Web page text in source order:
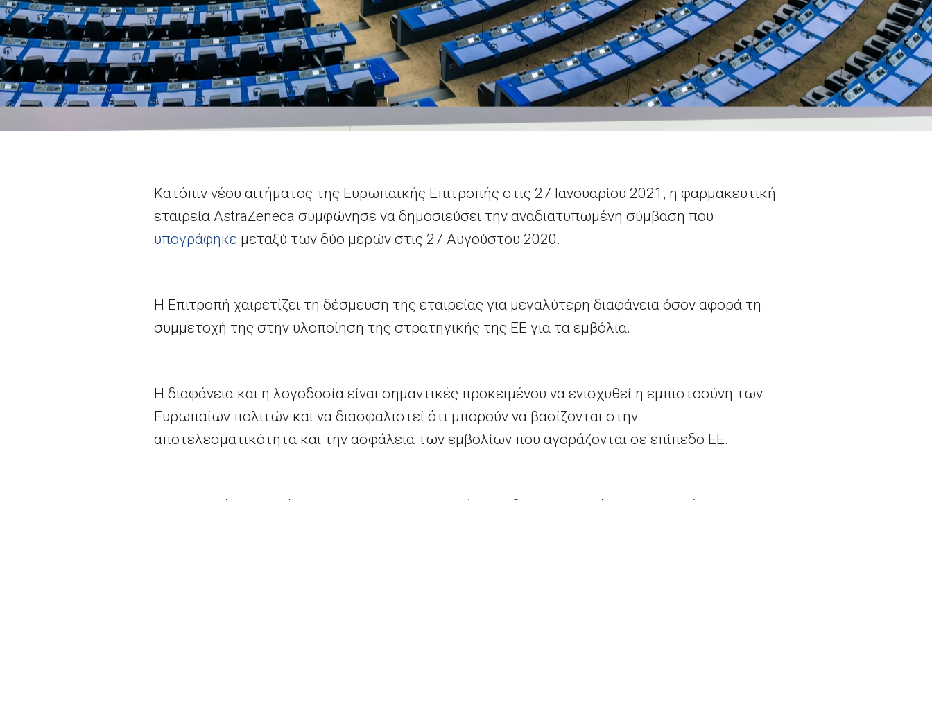
Κατόπιν νέου αιτήματος της Ευρωπαϊκής Επιτροπής στις 27 Ιανουαρίου 2021, η φαρμακευτική
εταιρεία AstraZeneca συμφώνησε να δημοσιεύσει την αναδιατυπωμένη σύμβαση που
υπογράφηκε μεταξύ των δύο μερών στις 27 Αυγούστου 2020.
Η Επιτροπή χαιρετίζει τη δέσμευση της εταιρείας για μεγαλύτερη διαφάνεια όσον αφορά τη
συμμετοχή της στην υλοποίηση της στρατηγικής της ΕΕ για τα εμβόλια.
Η διαφάνεια και η λογοδοσία είναι σημαντικές προκειμένου να ενισχυθεί η εμπιστοσύνη των
Ευρωπαίων πολιτών και να διασφαλιστεί ότι μπορούν να βασίζονται στην
αποτελεσματικότητα και την ασφάλεια των εμβολίων που αγοράζονται σε επίπεδο ΕΕ.
Η Επιτροπή ελπίζει ότι προσεχώς θα είναι σε θέση να δημοσιεύσει όλες τις συμβάσεις στο